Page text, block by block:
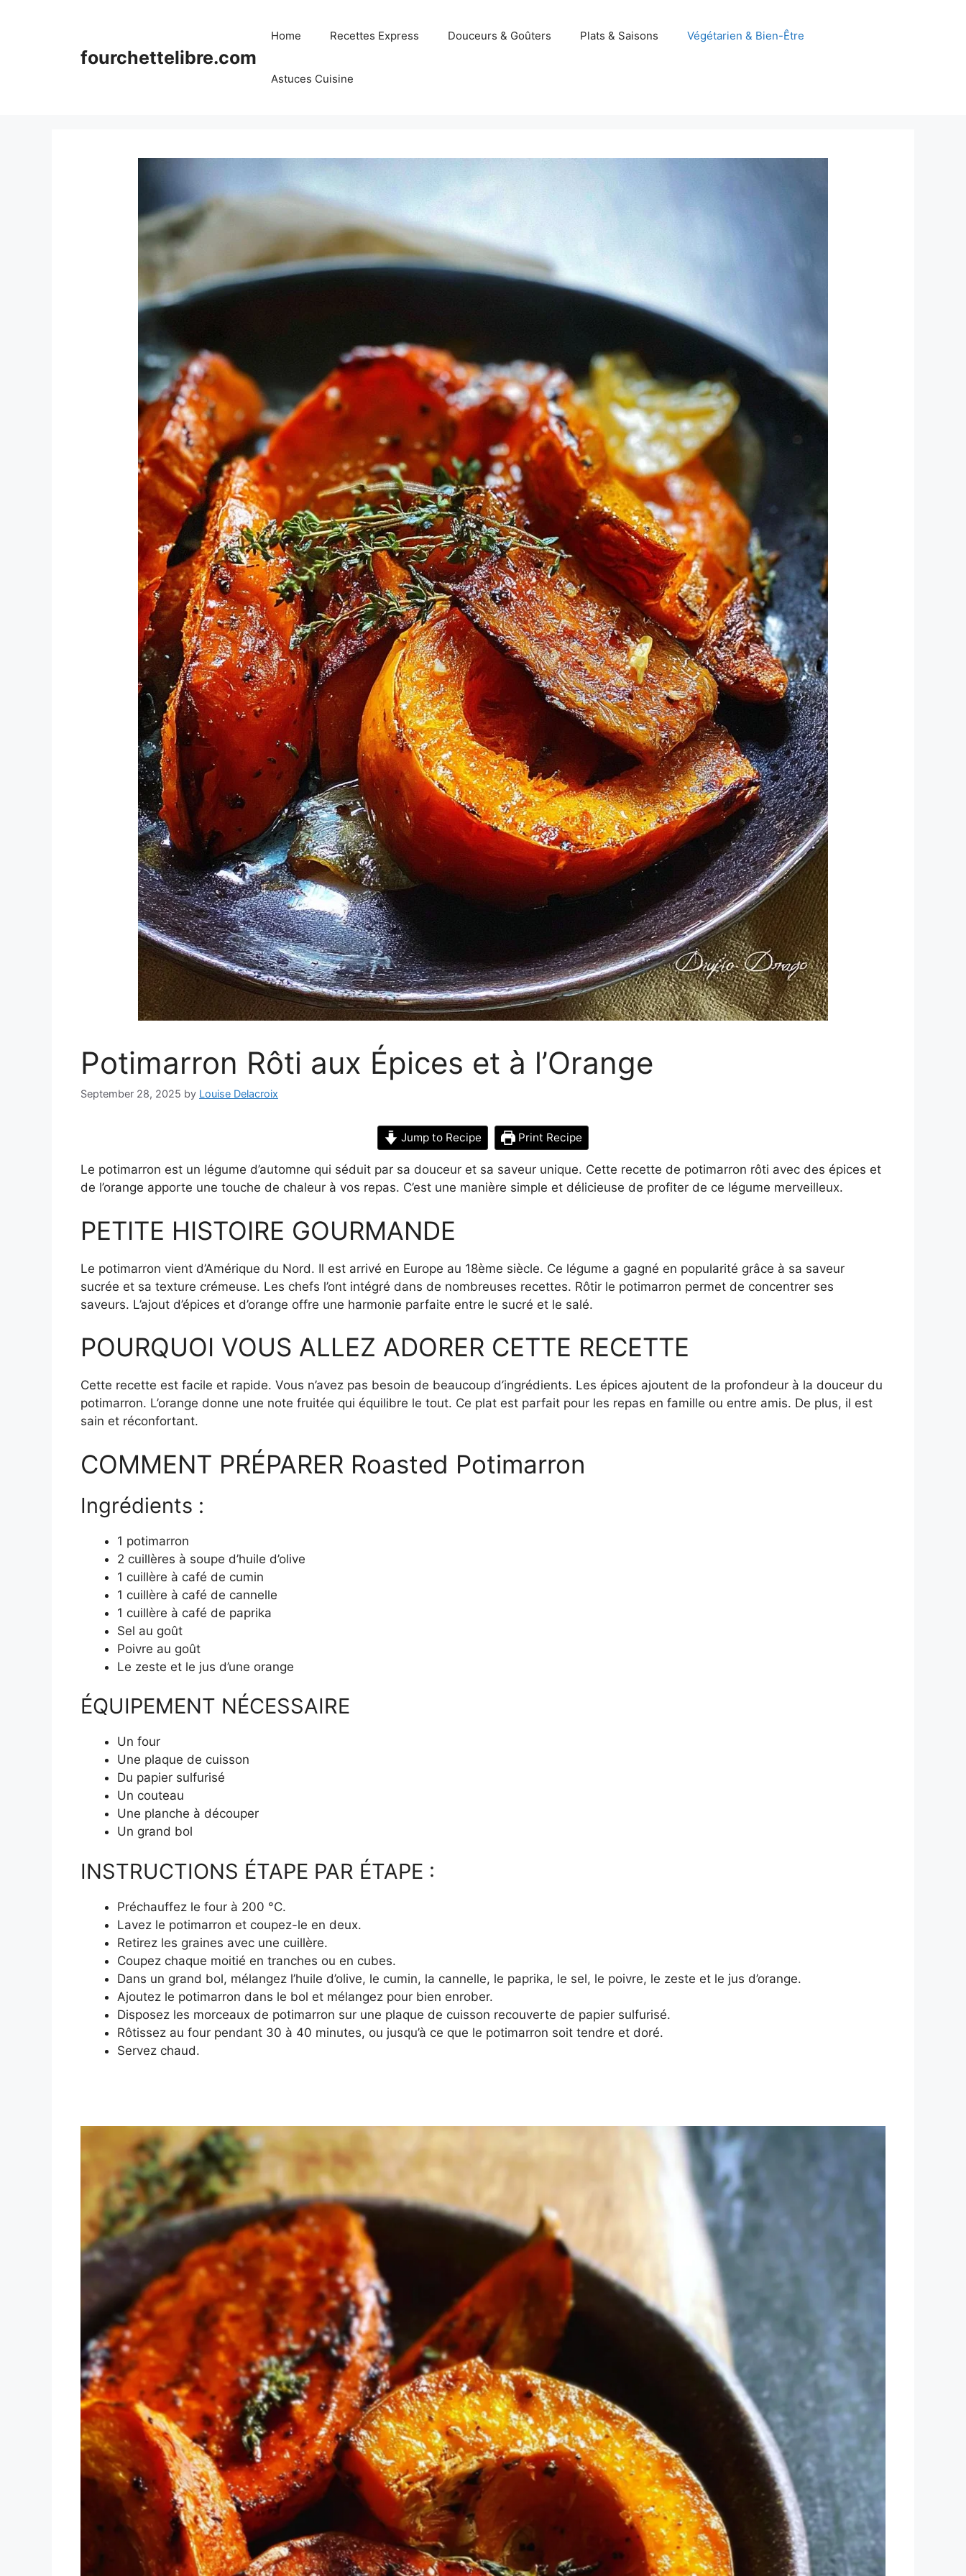
fourchettelibre.com
Home Recettes Express Douceurs & Goûters Plats & Saisons Végétarien & Bien-Être
Astuces Cuisine
Potimarron Rôti aux Épices et à l’Orange
September 28, 2025 by Louise Delacroix
Jump to Recipe Print Recipe
Le potimarron est un légume d’automne qui séduit par sa douceur et sa saveur unique. Cette recette de potimarron rôti avec des épices et
de l’orange apporte une touche de chaleur à vos repas. C’est une manière simple et délicieuse de profiter de ce légume merveilleux.
PETITE HISTOIRE GOURMANDE
Le potimarron vient d’Amérique du Nord. Il est arrivé en Europe au 18ème siècle. Ce légume a gagné en popularité grâce à sa saveur
sucrée et sa texture crémeuse. Les chefs l’ont intégré dans de nombreuses recettes. Rôtir le potimarron permet de concentrer ses
saveurs. L’ajout d’épices et d’orange offre une harmonie parfaite entre le sucré et le salé.
POURQUOI VOUS ALLEZ ADORER CETTE RECETTE
Cette recette est facile et rapide. Vous n’avez pas besoin de beaucoup d’ingrédients. Les épices ajoutent de la profondeur à la douceur du
potimarron. L’orange donne une note fruitée qui équilibre le tout. Ce plat est parfait pour les repas en famille ou entre amis. De plus, il est
sain et réconfortant.
COMMENT PRÉPARER Roasted Potimarron
Ingrédients :
1 potimarron
2 cuillères à soupe d’huile d’olive
1 cuillère à café de cumin
1 cuillère à café de cannelle
1 cuillère à café de paprika
Sel au goût
Poivre au goût
Le zeste et le jus d’une orange
ÉQUIPEMENT NÉCESSAIRE
Un four
Une plaque de cuisson
Du papier sulfurisé
Un couteau
Une planche à découper
Un grand bol
INSTRUCTIONS ÉTAPE PAR ÉTAPE :
Préchauffez le four à 200 °C.
Lavez le potimarron et coupez-le en deux.
Retirez les graines avec une cuillère.
Coupez chaque moitié en tranches ou en cubes.
Dans un grand bol, mélangez l’huile d’olive, le cumin, la cannelle, le paprika, le sel, le poivre, le zeste et le jus d’orange.
Ajoutez le potimarron dans le bol et mélangez pour bien enrober.
Disposez les morceaux de potimarron sur une plaque de cuisson recouverte de papier sulfurisé.
Rôtissez au four pendant 30 à 40 minutes, ou jusqu’à ce que le potimarron soit tendre et doré.
Servez chaud.